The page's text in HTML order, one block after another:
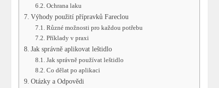
Ochrana laku
Výhody použití přípravků Fareclou
Různé možnosti pro každou potřebu
Příklady v praxi
Jak správně aplikovat leštidlo
Jak správně používat leštidlo
Co dělat po aplikaci
Otázky a Odpovědi